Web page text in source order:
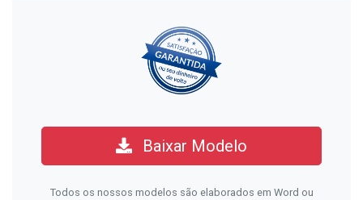
Baixar Modelo
Todos os nossos modelos são elaborados em Word ou